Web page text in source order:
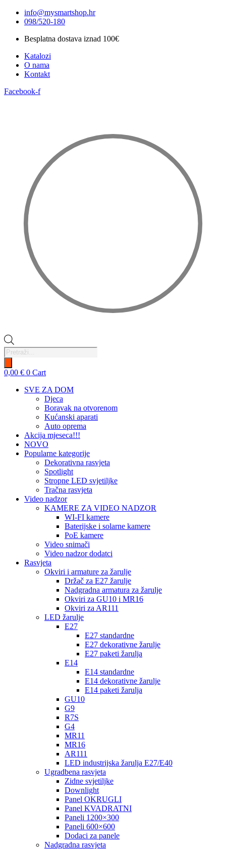
info@mysmartshop.hr
098/520-180
Besplatna dostava iznad 100€
Katalozi
O nama
Kontakt
Facebook-f
Products
search
0,00 € 0 Cart
SVE ZA DOM
Djeca
Boravak na otvorenom
Kućanski aparati
Auto oprema
Akcija mjeseca!!!
NOVO
Popularne kategorije
Dekorativna rasvjeta
Spotlight
Stropne LED svjetiljke
Tračna rasvjeta
Video nadzor
KAMERE ZA VIDEO NADZOR
WI-FI kamere
Baterijske i solarne kamere
PoE kamere
Video snimači
Video nadzor dodatci
Rasvjeta
Okviri i armature za žarulje
Držač za E27 žarulje
Nadgradna armatura za žarulje
Okviri za GU10 i MR16
Okviri za AR111
LED žarulje
E27
E27 standardne
E27 dekorativne žarulje
E27 paketi žarulja
E14
E14 standardne
E14 dekorativne žarulje
E14 paketi žarulja
GU10
G9
R7S
G4
MR11
MR16
AR111
LED industrijska žarulja E27/E40
Ugradbena rasvjeta
Zidne svjetiljke
Downlight
Panel OKRUGLI
Panel KVADRATNI
Paneli 1200×300
Paneli 600×600
Dodaci za panele
Nadgradna rasvjeta